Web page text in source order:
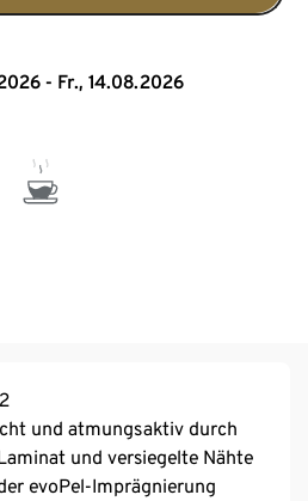
- Fr., 14.08.2026
und atmungsaktiv durch
und versiegelte Nähte
evoPel-Imprägnierung